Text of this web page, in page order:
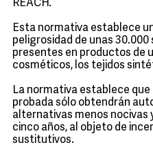
REACH.
Esta normativa establece
peligrosidad de unas
presentes en productos de
cosméticos, los tejidos
La normativa establece
probada sólo obtendrán
alternativas menos nocivas
cinco años, al objeto de
sustitutivos.